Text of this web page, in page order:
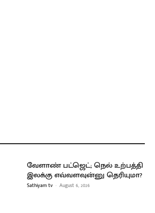
வேளாண் பட்ஜெட்; நெல் உற்பத்தி
இலக்கு எவ்வளவுன்னு தெரியுமா?
Sathiyam tv - August 6, 2026